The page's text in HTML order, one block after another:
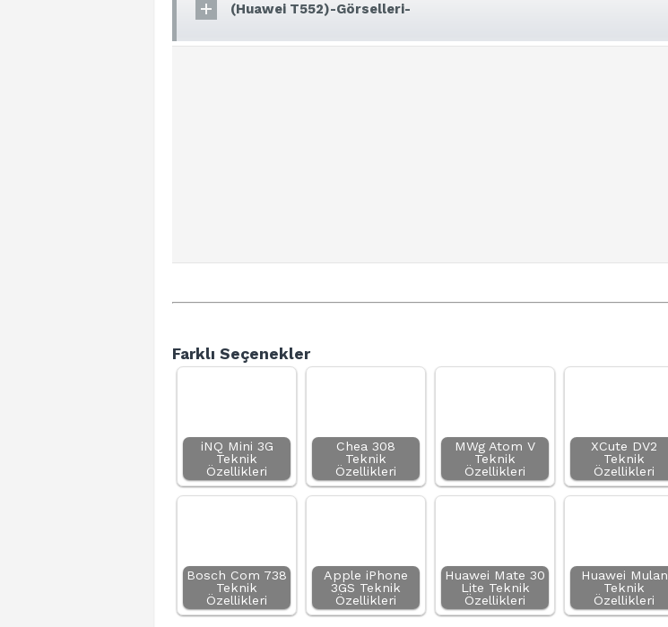
(Huawei T552)-Görselleri-
Farklı Seçenekler
iNQ Mini 3G
Teknik
Özellikleri
Chea 308
Teknik
Özellikleri
MWg Atom V
Teknik
Özellikleri
XCute DV2
Teknik
Özellikleri
Bosch Com 738
Teknik
Özellikleri
Apple iPhone
3GS Teknik
Özellikleri
Huawei Mate 30
Lite Teknik
Özellikleri
Huawei Mulan
Teknik
Özellikleri